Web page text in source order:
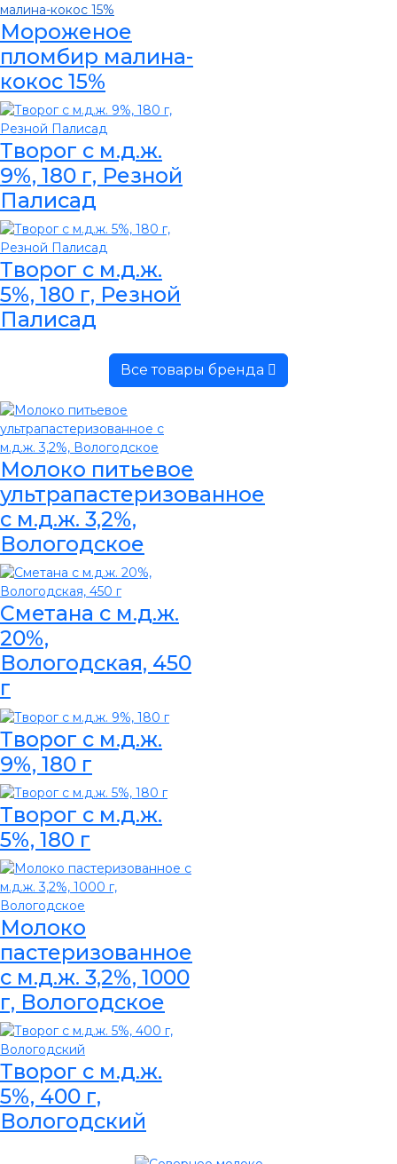
Мороженое
пломбир малина-
кокос 15%
Творог с м.д.ж.
9%, 180 г, Резной
Палисад
Творог с м.д.ж.
5%, 180 г, Резной
Палисад
Все товары бренда
Молоко питьевое
ультрапастеризованное
с м.д.ж. 3,2%,
Вологодское
Сметана с м.д.ж.
20%,
Вологодская, 450
г
Творог с м.д.ж.
9%, 180 г
Творог с м.д.ж.
5%, 180 г
Молоко
пастеризованное
с м.д.ж. 3,2%, 1000
г, Вологодское
Творог с м.д.ж.
5%, 400 г,
Вологодский